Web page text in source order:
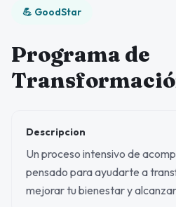
💪 GoodStar
Programa de
Descripcion
Un proceso intensivo de
pensado para ayudarte a
mejorar tu bienestar y